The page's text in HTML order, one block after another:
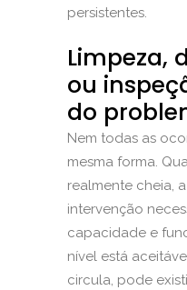
persistentes.
Limpeza,
ou
do
Nem todas as
mesma forma.
realmente cheia,
intervenção
capacidade e
nível está
circula, pode